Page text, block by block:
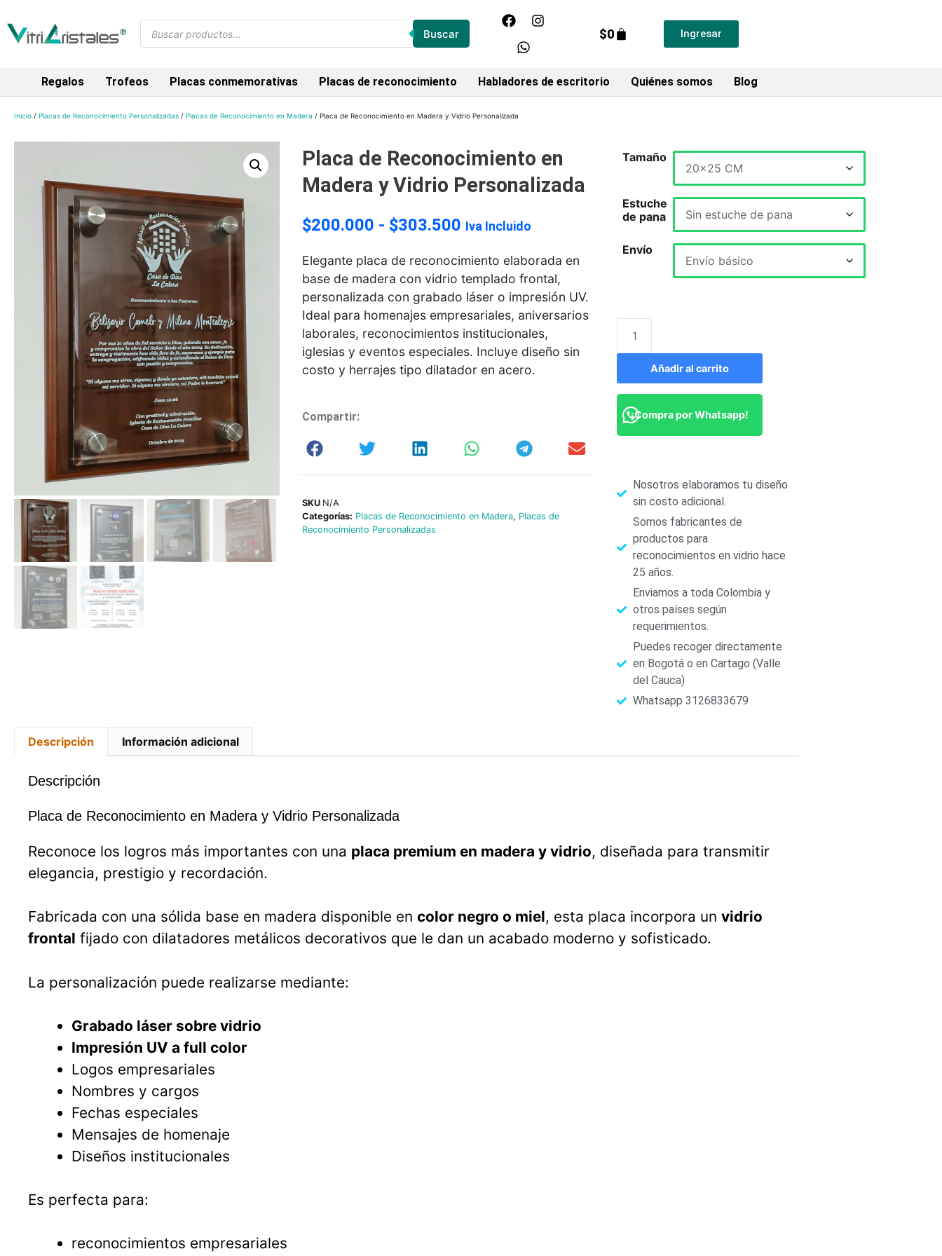
Buscar $0 Ingresar
Regalos Trofeos Placas conmemorativas Placas de reconocimiento Habladores de escritorio Quiénes somos Blog
Inicio / Placas de Reconocimiento Personalizadas / Placas de Reconocimiento en Madera / Placa de Reconocimiento en Madera y Vidrio Personalizada
Placa de Reconocimiento en
Madera y Vidrio Personalizada
$200.000 - $303.500 Iva Incluido
Elegante placa de reconocimiento elaborada en
base de madera con vidrio templado frontal,
personalizada con grabado láser o impresión UV.
Ideal para homenajes empresariales, aniversarios
laborales, reconocimientos institucionales,
iglesias y eventos especiales. Incluye diseño sin
costo y herrajes tipo dilatador en acero.
Compartir:
SKU N/A
Categorías: Placas de Reconocimiento en Madera, Placas de
Reconocimiento Personalizadas
Tamaño
Estuche
de pana
Envío
Añadir al carrito
¡Compra por Whatsapp!
Nosotros elaboramos tu diseño
sin costo adicional.
Somos fabricantes de
productos para
reconocimientos en vidrio hace
25 años.
Enviamos a toda Colombia y
otros países según
requerimientos.
Puedes recoger directamente
en Bogotá o en Cartago (Valle
del Cauca)
Whatsapp 3126833679
Descripción Información adicional
Descripción
Placa de Reconocimiento en Madera y Vidrio Personalizada
Reconoce los logros más importantes con una placa premium en madera y vidrio, diseñada para transmitir
elegancia, prestigio y recordación.
Fabricada con una sólida base en madera disponible en color negro o miel, esta placa incorpora un vidrio
frontal fijado con dilatadores metálicos decorativos que le dan un acabado moderno y sofisticado.
La personalización puede realizarse mediante:
Grabado láser sobre vidrio
Impresión UV a full color
Logos empresariales
Nombres y cargos
Fechas especiales
Mensajes de homenaje
Diseños institucionales
Es perfecta para:
reconocimientos empresariales